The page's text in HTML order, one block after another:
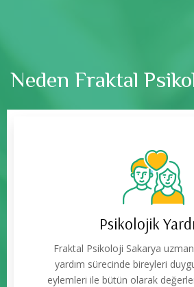
Neden Fraktal
Psikolojik
Fraktal Psikoloji Sakarya
yardım sürecinde bireyleri
eylemleri ile bütün olarak